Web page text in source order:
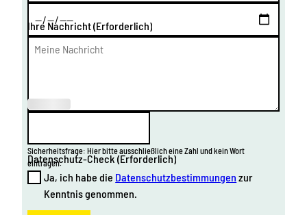
Ihre Nachricht(Erforderlich)
(Erforderl
Sicherheitsfrage: Hier bitte ausschließlich eine Zahl und kein Wort
eintragen.
Datenschutz-Check (Erforderlich)
Ja, ich habe die Datenschutzbestimmungen zur
Kenntnis genommen.